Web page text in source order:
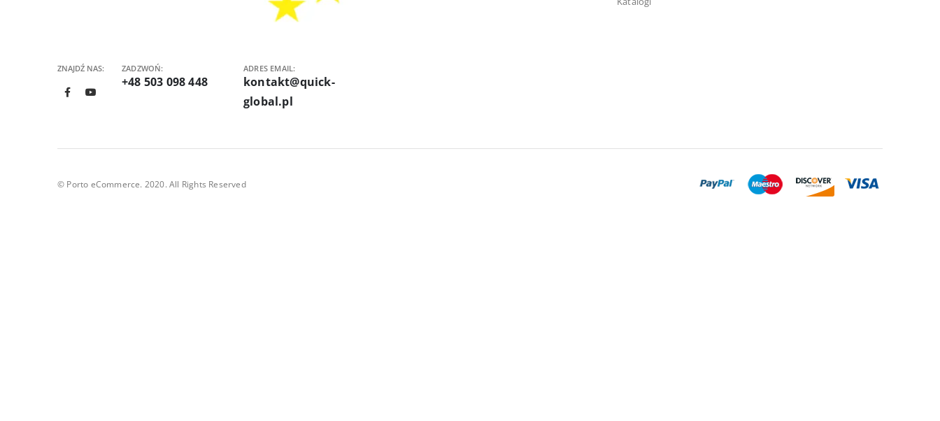
ZNAJDŹ NAS: ZADZWOŃ:
+48 503 098 448
ADRES EMAIL:
kontakt@quick-
global.pl
© Porto eCommerce. 2020. All Rights Reserved